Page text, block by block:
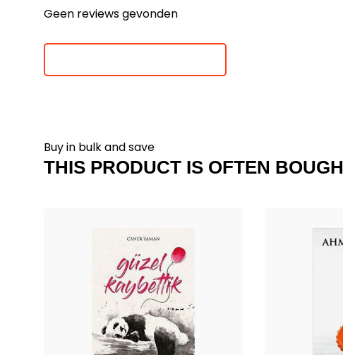
Geen reviews gevonden
Buy in bulk and save
THIS PRODUCT IS OFTEN